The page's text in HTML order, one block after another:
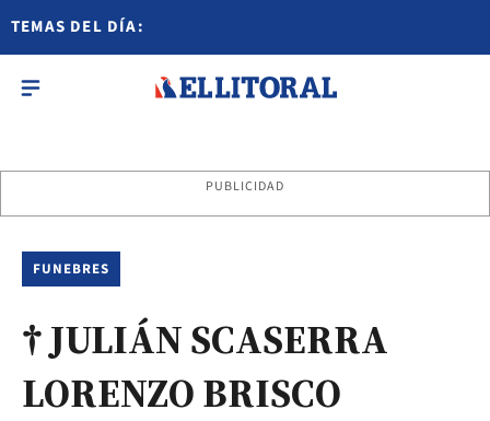
TEMAS DEL DÍA:
PUBLICIDAD
FUNEBRES
† JULIÁN SCASERRA
LORENZO BRISCO